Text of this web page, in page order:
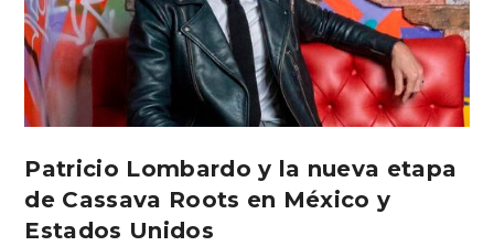
Patricio Lombardo y la nueva etapa
de Cassava Roots en México y
Estados Unidos